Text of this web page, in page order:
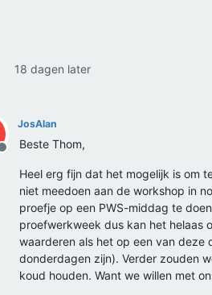
18 dagen later
Offline
JosAlan
Beste Thom,
Heel erg fijn dat het mogelijk is om
niet meedoen aan de workshop in
proefje op een PWS-middag te
proefwerkweek dus kan het helaas
waarderen als het op een van deze
donderdagen zijn). Verder zouden
koud houden. Want we willen met